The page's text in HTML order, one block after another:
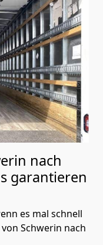
nach
garantieren
es mal schnell
Schwerin nach